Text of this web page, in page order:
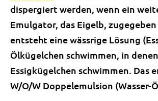
dispergiert werden, wenn ein
Emulgator, das Eigelb,
entsteht eine wässrige Lösung
Ölkügelchen schwimmen, in
Essigkügelchen schwimmen. Das
W/O/W Doppelemulsion (Wasser-